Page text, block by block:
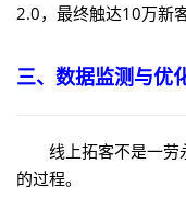
2.0，最终触达10万新
三、数据监测与优
线上拓客不是一
的过程。